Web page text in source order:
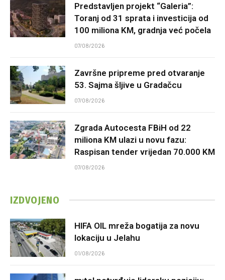
Predstavljen projekt “Galeria”:
Toranj od 31 sprata i investicija od
100 miliona KM, gradnja već počela
07/08/2026
Završne pripreme pred otvaranje
53. Sajma šljive u Gradačcu
07/08/2026
Zgrada Autocesta FBiH od 22
miliona KM ulazi u novu fazu:
Raspisan tender vrijedan 70.000 KM
07/08/2026
IZDVOJENO
HIFA OIL mreža bogatija za novu
lokaciju u Jelahu
01/08/2026